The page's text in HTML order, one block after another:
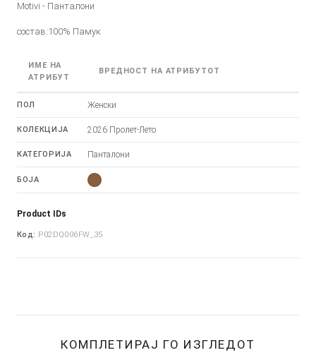
Motivi - Панталони
состав:100% Памук
ИМЕ НА
АТРИБУТ
ВРЕДНОСТ НА АТРИБУТОТ
ПОЛ Женски
КОЛЕКЦИЈА 2026 Пролет-Лето
КАТЕГОРИЈА Панталони
БОЈА
Product IDs
Код: P02DQ006FW_35
КОМПЛЕТИРАЈ ГО ИЗГЛЕДОТ